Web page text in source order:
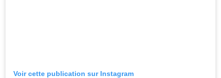
Voir cette publication sur Instagram